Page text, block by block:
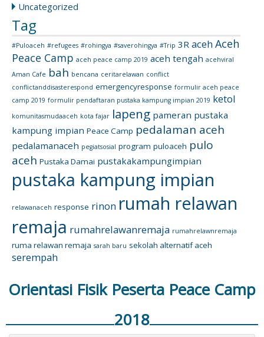
Uncategorized
Tag
#Puloaceh #refugees #rohingya #saverohingya #Trip 3R acehAceh
Peace Camp aceh peace camp 2019 aceh tengah acehviral
Aman Cafe bah bencana ceritarelawan conflict
conflictanddisasterespond emergencyresponse formulir aceh peace
camp 2019 formulir pendaftaran pustaka kampung impian 2019 ketol
komunitasmudaaceh kota fajar lapeng pameran pustaka
kampung impian Peace Camp pedalaman aceh
pedalamanaceh pegiatsosial program puloaceh pulo
aceh Pustaka Damai pustakakampungimpian
pustaka kampung impian
relawanaceh response rinon rumah relawan
remaja rumahrelawanremaja rumahrelawnremaja
ruma relawan remaja sarah baru sekolah alternatif aceh
serempah
Orientasi Fisik Peserta Peace Camp
2018